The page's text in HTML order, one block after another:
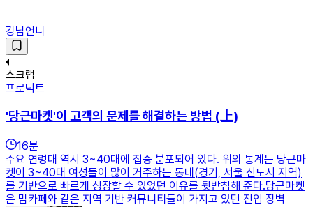
강남언니
스크랩
프로덕트
'당근마켓'이 고객의 문제를 해결하는 방법 (上)
16분
주요 연령대 역시 3~40대에 집중 분포되어 있다. 위의 통계는 당근마
켓이 3~40대 여성들이 많이 거주하는 동네(경기, 서울 신도시 지역)
를 기반으로 빠르게 성장할 수 있었던 이유를 뒷받침해 준다.당근마켓
은 맘카페와 같은 지역 기반 커뮤니티들이 가지고 있던 진입 장벽